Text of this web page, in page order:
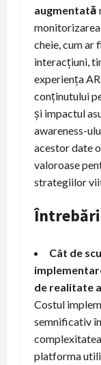
augmentată
cheie, cum ar
interacțiuni,
experiența
conținutului
și impactul
awareness-
acestor date
valoroase
strategiilor
Cât de
de realitate
Costul
semnificativ
platforma